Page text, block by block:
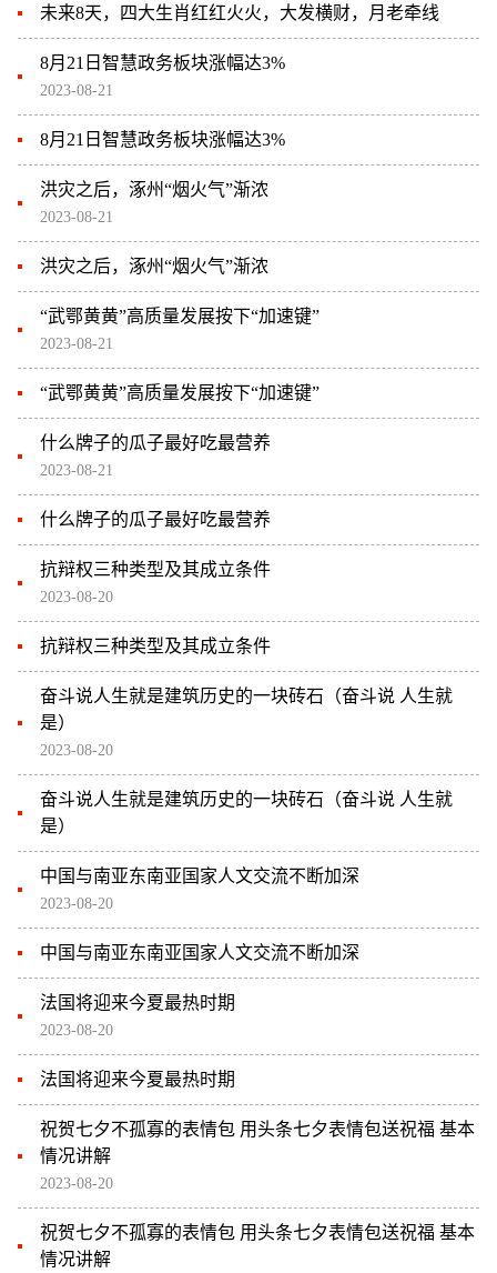
未来8天，四大生肖红红火火，大发横财，月老牵线
8月21日智慧政务板块涨幅达3%
2023-08-21
8月21日智慧政务板块涨幅达3%
洪灾之后，涿州“烟火气”渐浓
2023-08-21
洪灾之后，涿州“烟火气”渐浓
“武鄂黄黄”高质量发展按下“加速键”
2023-08-21
“武鄂黄黄”高质量发展按下“加速键”
什么牌子的瓜子最好吃最营养
2023-08-21
什么牌子的瓜子最好吃最营养
抗辩权三种类型及其成立条件
2023-08-20
抗辩权三种类型及其成立条件
奋斗说人生就是建筑历史的一块砖石（奋斗说 人生就
是）
2023-08-20
奋斗说人生就是建筑历史的一块砖石（奋斗说 人生就
是）
中国与南亚东南亚国家人文交流不断加深
2023-08-20
中国与南亚东南亚国家人文交流不断加深
法国将迎来今夏最热时期
2023-08-20
法国将迎来今夏最热时期
祝贺七夕不孤寡的表情包 用头条七夕表情包送祝福 基本
情况讲解
2023-08-20
祝贺七夕不孤寡的表情包 用头条七夕表情包送祝福 基本
情况讲解